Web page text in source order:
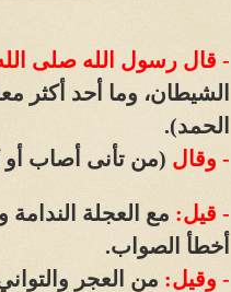
- قال رسول الله صلى
الشيطان، وما أحد أكثر
الحمد).
- وقال (من تأنى أصاب أو
- قيل: مع العجلة
أخطأ الصواب.
- وقيل: من العجر